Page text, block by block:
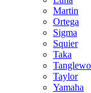
Martin
Ortega
Sigma
Squier
Taka
Taylor
Yamaha